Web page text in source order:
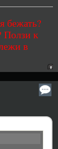
бежать?
Ползи к
в